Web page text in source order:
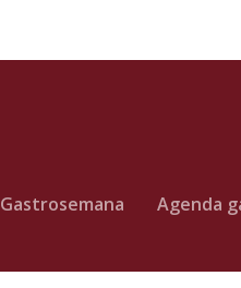
Gastrosemana Agenda